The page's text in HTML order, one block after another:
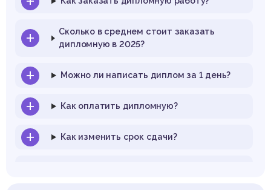
Сколько в среднем стоит заказать
дипломную в 2025?
Можно ли написать диплом за 1 день?
Как оплатить дипломную?
Как изменить срок сдачи?